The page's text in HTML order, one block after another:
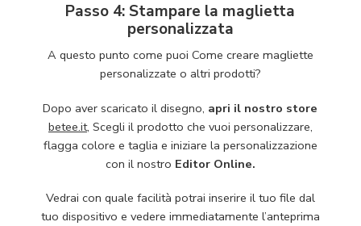
Passo 4: Stampare la maglietta
personalizzata
A questo punto come puoi Come creare magliette
personalizzate o altri prodotti?
Dopo aver scaricato il disegno, apri il nostro store
betee.it, Scegli il prodotto che vuoi personalizzare,
flagga colore e taglia e iniziare la personalizzazione
con il nostro Editor Online.
Vedrai con quale facilità potrai inserire il tuo file dal
tuo dispositivo e vedere immediatamente l’anteprima